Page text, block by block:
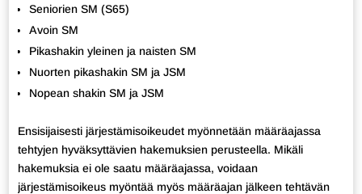
Seniorien SM (S65)
Avoin SM
Pikashakin yleinen ja naisten SM
Nuorten pikashakin SM ja JSM
Nopean shakin SM ja JSM
Ensisijaisesti järjestämisoikeudet myönnetään määräajassa
tehtyjen hyväksyttävien hakemuksien perusteella. Mikäli
hakemuksia ei ole saatu määräajassa, voidaan
järjestämisoikeus myöntää myös määräajan jälkeen tehtävän